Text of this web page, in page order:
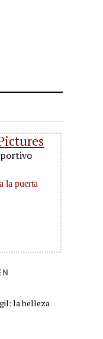
la belleza